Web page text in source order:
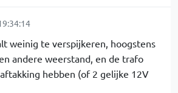
weinig te verspijkeren, hoogstens
andere weerstand, en de trafo
hebben (of 2 gelijke 12V